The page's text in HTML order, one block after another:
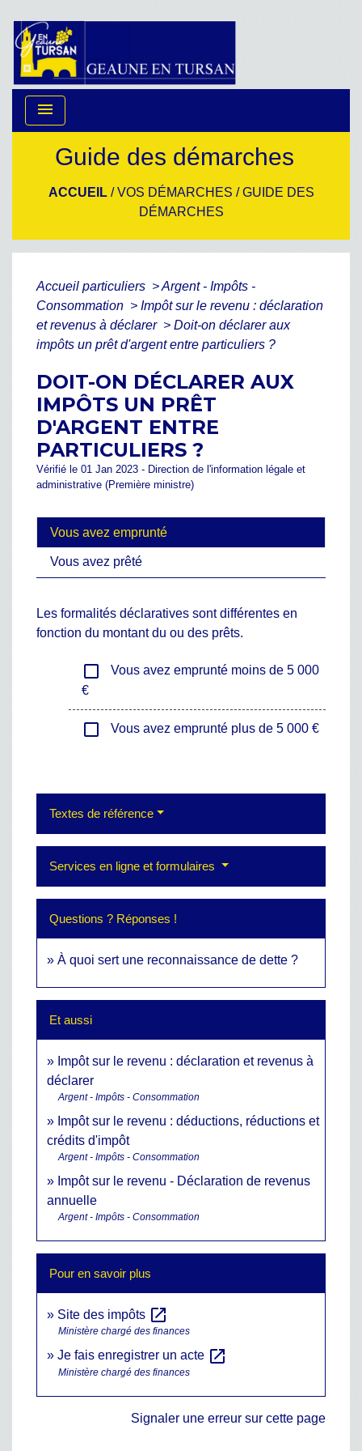
menu
Guide des démarches
ACCUEIL/VOS DÉMARCHES /GUIDE DES
DÉMARCHES
Accueil particuliers >Argent - Impôts -
Consommation > Impôt sur le revenu : déclaration
et revenus à déclarer > Doit-on déclarer aux
impôts un prêt d'argent entre particuliers ?
DOIT-ON DÉCLARER AUX
IMPÔTS UN PRÊT
D'ARGENT ENTRE
PARTICULIERS ?
Vérifié le 01 Jan 2023 - Direction de l'information légale et
administrative (Première ministre)
Vous avez emprunté
Vous avez prêté
Les formalités déclaratives sont différentes en
fonction du montant du ou des prêts.
check_box_outline_blank
Vous avez emprunté moins de 5 000
€
check_box_outline_blank Vous avez emprunté plus de 5 000 €
Textes de référence
Services en ligne et formulaires
Questions ? Réponses !
À quoi sert une reconnaissance de dette ?
Et aussi
Impôt sur le revenu : déclaration et revenus à
déclarer
Argent - Impôts - Consommation
Impôt sur le revenu : déductions, réductions et
crédits d'impôt
Argent - Impôts - Consommation
Impôt sur le revenu - Déclaration de revenus
annuelle
Argent - Impôts - Consommation
Pour en savoir plus
Site des impôts open_in_new
Ministère chargé des finances
Je fais enregistrer un acte open_in_new
Ministère chargé des finances
Signaler une erreur sur cette page